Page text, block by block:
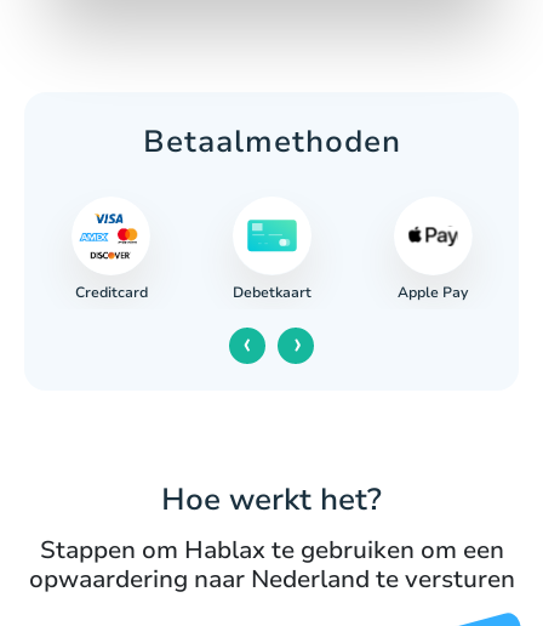
Betaalmethoden
Creditcard Debetkaart Apple Pay
‹ ›
Hoe werkt het?
Stappen om Hablax te gebruiken om een
opwaardering naar Nederland te versturen